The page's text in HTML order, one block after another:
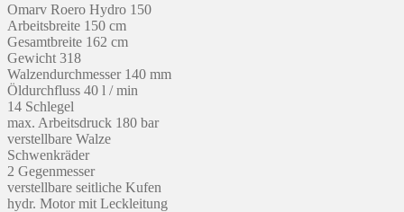
Omarv Roero Hydro 150
Arbeitsbreite 150 cm
Gesamtbreite 162 cm
Gewicht 318
Walzendurchmesser 140 mm
Öldurchfluss 40 l / min
14 Schlegel
max. Arbeitsdruck 180 bar
verstellbare Walze
Schwenkräder
2 Gegenmesser
verstellbare seitliche Kufen
hydr. Motor mit Leckleitung